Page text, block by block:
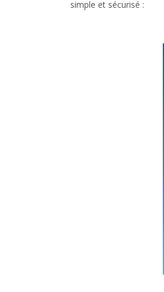
simple et sécurisé :